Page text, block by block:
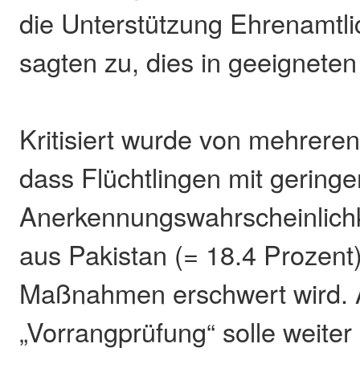
die Unterstützung
sagten zu, dies in
Kritisiert wurde von
dass Flüchtlingen mit
aus Pakistan (= 18.4
Maßnahmen erschwert wird.
„Vorrangprüfung“ solle